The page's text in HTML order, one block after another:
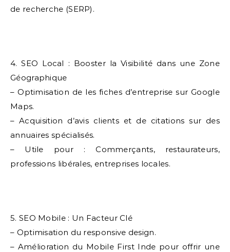
de recherche (SERP).
4. SEO Local : Booster la Visibilité dans une Zone
Géographique
– Optimisation de les fiches d’entreprise sur Google
Maps.
– Acquisition d’avis clients et de citations sur des
annuaires spécialisés.
– Utile pour : Commerçants, restaurateurs,
professions libérales, entreprises locales.
5. SEO Mobile : Un Facteur Clé
– Optimisation du responsive design.
– Amélioration du Mobile First Inde pour offrir une